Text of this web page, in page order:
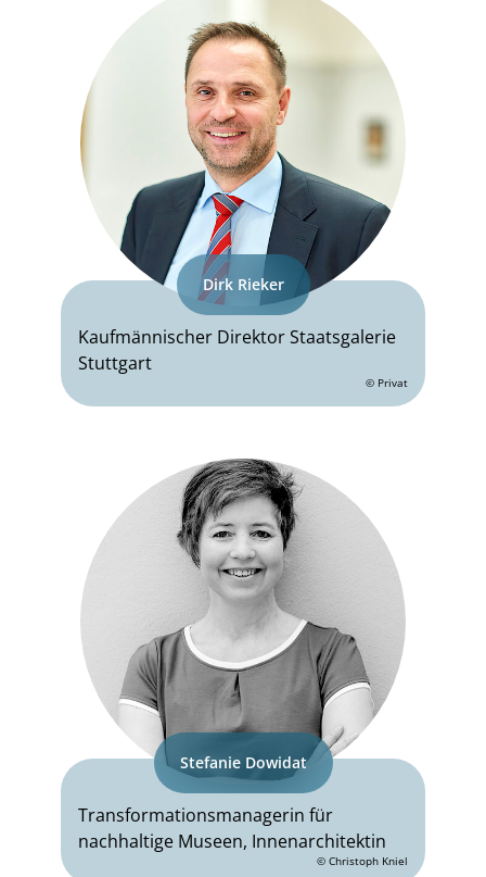
Dirk Rieker
Kaufmännischer Direktor Staatsgalerie
Stuttgart
© Privat
Stefanie Dowidat
Transformationsmanagerin für
nachhaltige Museen, Innenarchitektin
© Christoph Kniel